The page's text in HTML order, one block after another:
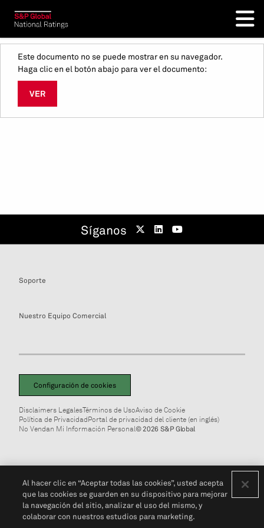
Este documento no se puede mostrar en su navegador.
Haga clic en el botón abajo para ver el documento:
VER
Síganos
Soporte
Nuestro Equipo Comercial
Configuración de cookies
Disclaimers LegalesTérminos de UsoAviso de Cookie
Política de PrivacidadPortal de privacidad del cliente (en inglés)
No Vendan Mi Información Personal© 2026 S&P Global
Al hacer clic en “Aceptar todas las cookies”, usted acepta
que las cookies se guarden en su dispositivo para mejorar
la navegación del sitio, analizar el uso del mismo, y
colaborar con nuestros estudios para marketing.